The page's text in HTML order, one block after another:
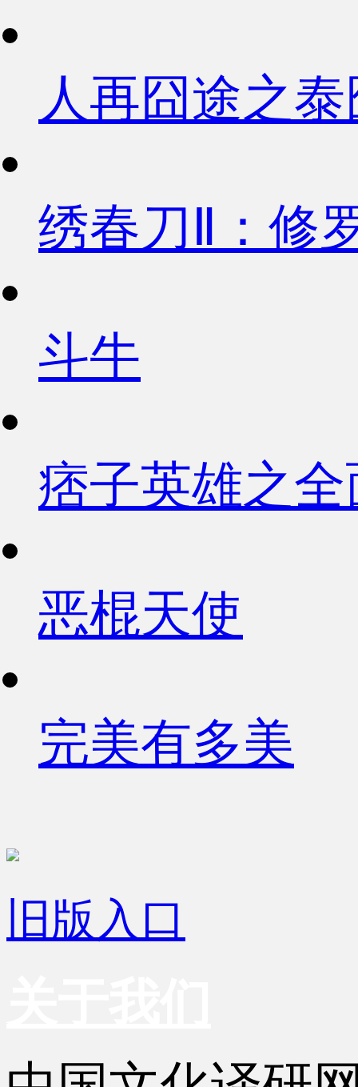
人再囧途之
绣春刀Ⅱ：修
斗牛
痞子英雄之
恶棍天使
完美有多美
旧版入口